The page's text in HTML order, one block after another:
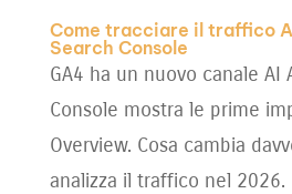
Come tracciare il traffico
Search Console
GA4 ha un nuovo canale AI
Console mostra le prime
Overview. Cosa cambia
analizza il traffico nel 2026.